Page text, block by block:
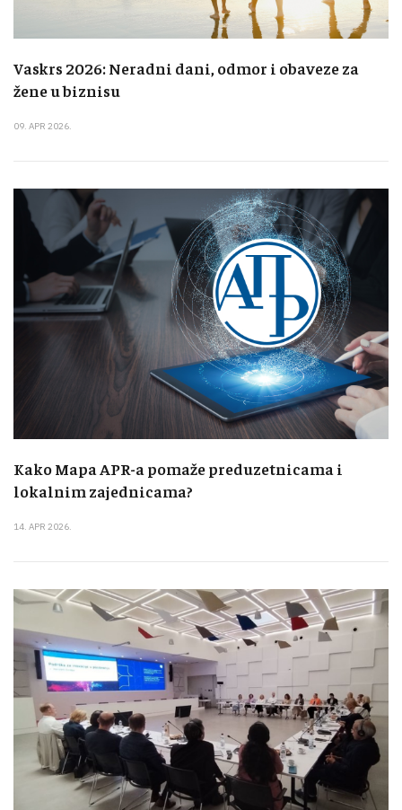
Vaskrs 2026: Neradni dani, odmor i obaveze za
žene u biznisu
09. APR 2026.
Kako Mapa APR-a pomaže preduzetnicama i
lokalnim zajednicama?
14. APR 2026.